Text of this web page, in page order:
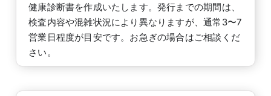
健康診断書を作成いたします。発行までの期間は、
検査内容や混雑状況により異なりますが、通常3〜7
営業日程度が目安です。お急ぎの場合はご相談くだ
さい。